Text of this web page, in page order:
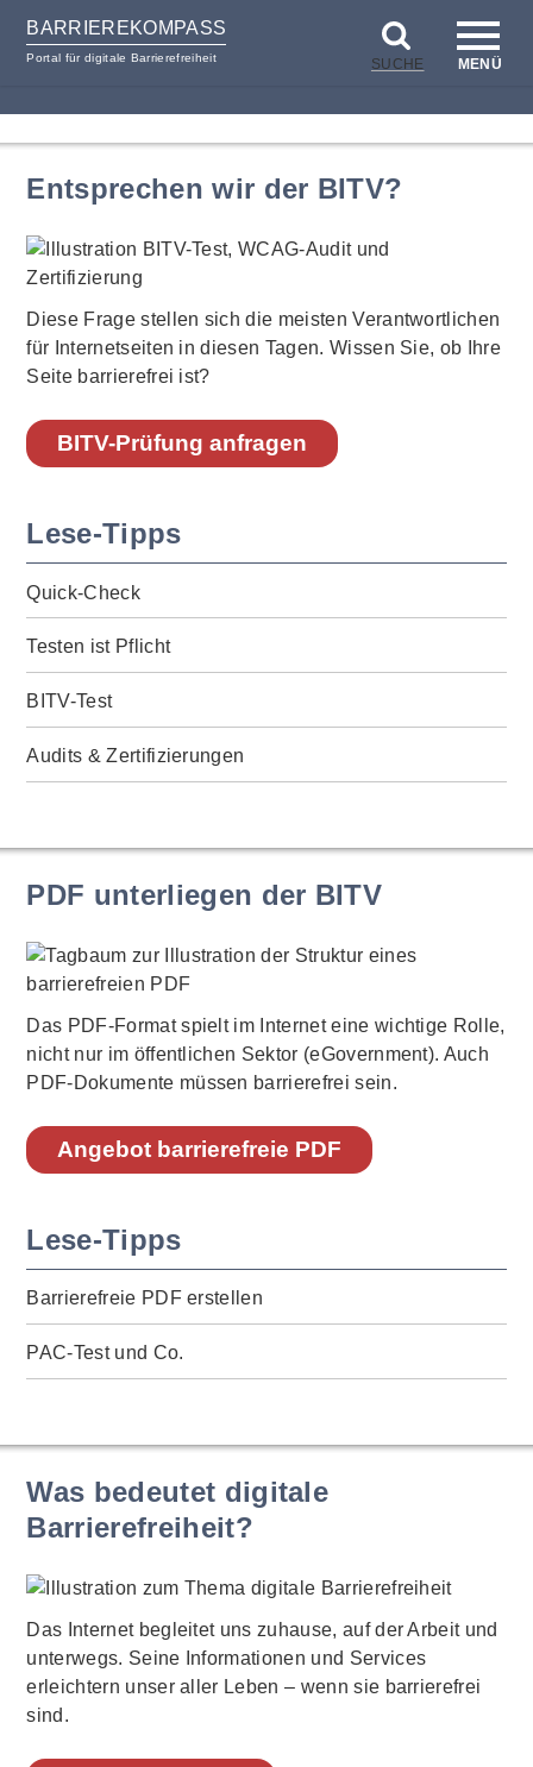
BARRIEREKOMPASS
Portal für digitale Barrierefreiheit SUCHE MENÜ
Entsprechen wir der BITV?
Diese Frage stellen sich die meisten Verantwortlichen
für Internetseiten in diesen Tagen. Wissen Sie, ob Ihre
Seite barrierefrei ist?
BITV-Prüfung anfragen
Lese-Tipps
Quick-Check
Testen ist Pflicht
BITV-Test
Audits & Zertifizierungen
PDF unterliegen der BITV
Das PDF-Format spielt im Internet eine wichtige Rolle,
nicht nur im öffentlichen Sektor (eGovernment). Auch
PDF-Dokumente müssen barrierefrei sein.
Angebot barrierefreie PDF
Lese-Tipps
Barrierefreie PDF erstellen
PAC-Test und Co.
Was bedeutet digitale
Barrierefreiheit?
Das Internet begleitet uns zuhause, auf der Arbeit und
unterwegs. Seine Informationen und Services
erleichtern unser aller Leben – wenn sie barrierefrei
sind.